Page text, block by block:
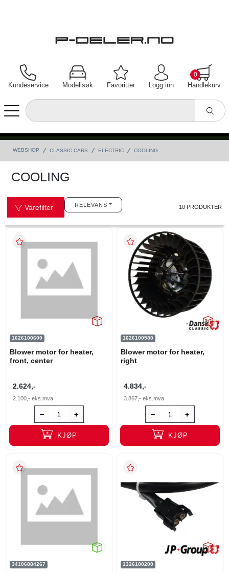
Kundeservice Modellsøk Favoritter Logg inn Handlekurv
0
WEBSHOP CLASSIC CARS ELECTRIC COOLING
COOLING
Varefilter RELEVANS 10 PRODUKTER
1626100600
Blower motor for heater,
front, center
2.624,-
2.100,- eks.mva
KJØP
1626100580
Blower motor for heater,
right
4.834,-
3.867,- eks.mva
KJØP
34106884267 1326100200